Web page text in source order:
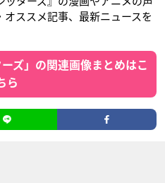
ススメ記事、最新ニュースを
ズ」の関連画像まとめはこ
ら